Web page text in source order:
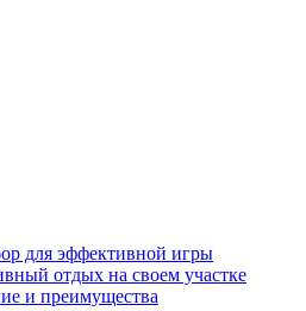
для эффективной игры
отдых на своем участке
и преимущества